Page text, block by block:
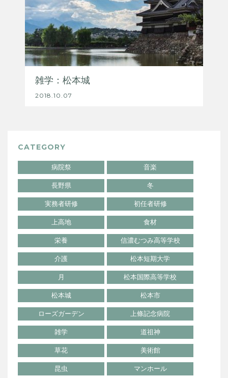
雑学：松本城
2018.10.07
CATEGORY
病院祭 音楽
長野県 冬
実務者研修 初任者研修
上高地 食材
栄養 信濃むつみ高等学校
介護 松本短期大学
月 松本国際高等学校
松本城 松本市
ローズガーデン 上條記念病院
雑学 道祖神
草花 美術館
昆虫 マンホール